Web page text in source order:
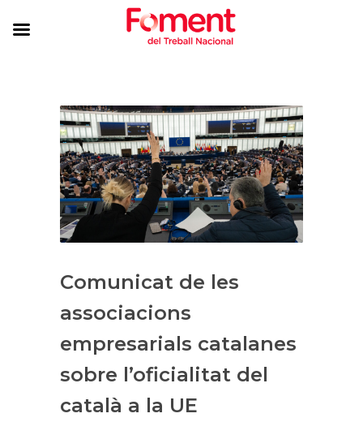
Comunicat de les
associacions
empresarials catalanes
sobre l’oficialitat del
català a la UE